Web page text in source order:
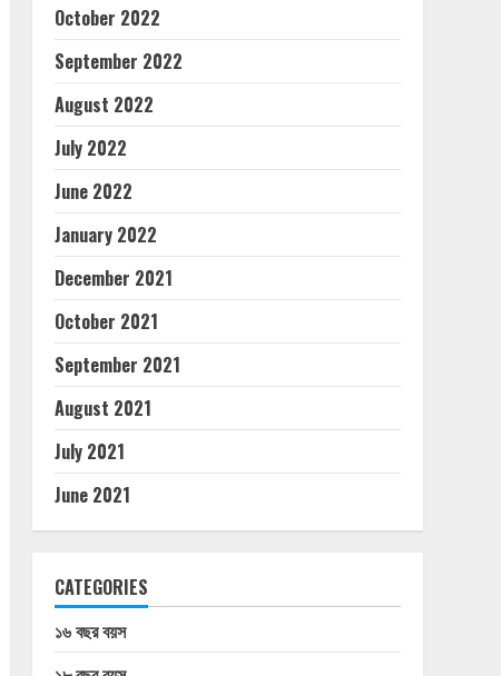
October 2022
September 2022
August 2022
July 2022
June 2022
January 2022
December 2021
October 2021
September 2021
August 2021
July 2021
June 2021
CATEGORIES
১৬ বছর বয়স